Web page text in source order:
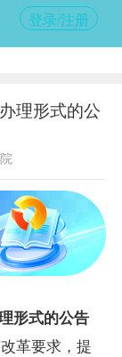
登录/注册
理形式的公
形式的公告
革要求，提